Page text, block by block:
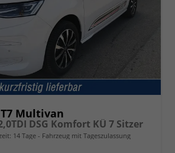
Multivan
DSG Komfort KÜ 7 Sitzer
14 Tage Fahrzeug mit Tageszulassung